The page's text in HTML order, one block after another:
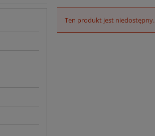
Ten produkt jest niedostępny.